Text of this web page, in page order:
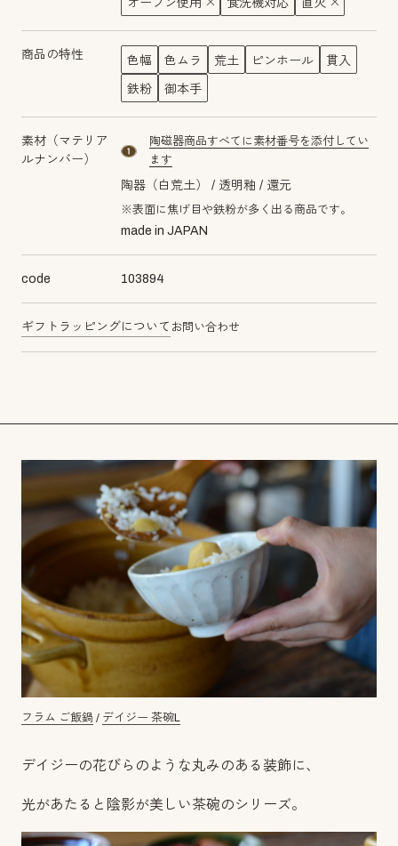
オーブン使用 食洗機対応 直火
商品の特性 色幅 色ムラ 荒土 ピンホール 貫入
鉄粉 御本手
素材（マテリア
ルナンバー）
material number1
陶磁器商品すべてに素材番号を添付してい
ます
陶器（白荒土） 透明釉 還元
※表面に焦げ目や鉄粉が多く出る商品です。
made in JAPAN
code 103894
ギフトラッピングについて お問い合わせ
フラム ご飯鍋 / デイジー 茶碗L
デイジーの花びらのような丸みのある装飾に、
光があたると陰影が美しい茶碗のシリーズ。